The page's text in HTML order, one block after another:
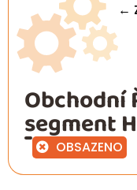
←
Obchodní
segment
OBSAZENO